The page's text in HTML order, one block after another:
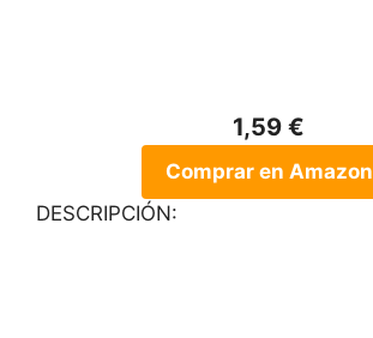
1,59 €
Comprar en Amazon
DESCRIPCIÓN: